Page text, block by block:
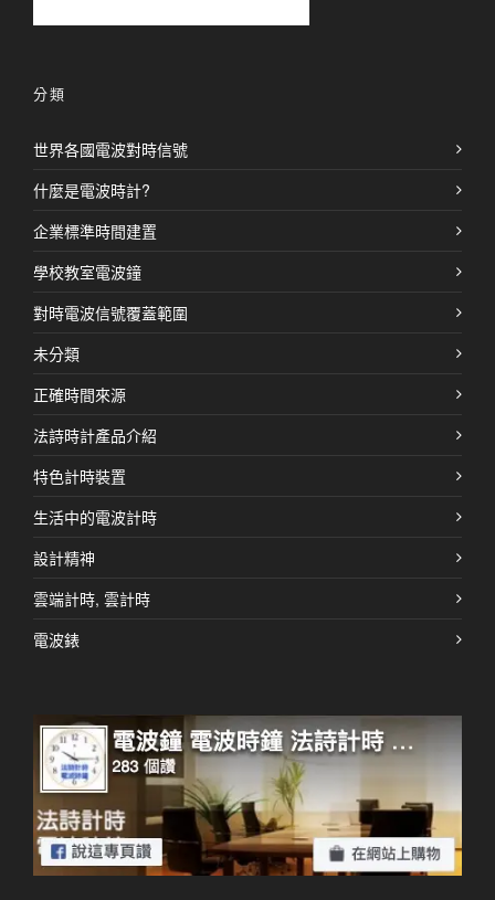
分類
世界各國電波對時信號
什麼是電波時計?
企業標準時間建置
學校教室電波鐘
對時電波信號覆蓋範圍
未分類
正確時間來源
法詩時計產品介紹
特色計時裝置
生活中的電波計時
設計精神
雲端計時, 雲計時
電波錶